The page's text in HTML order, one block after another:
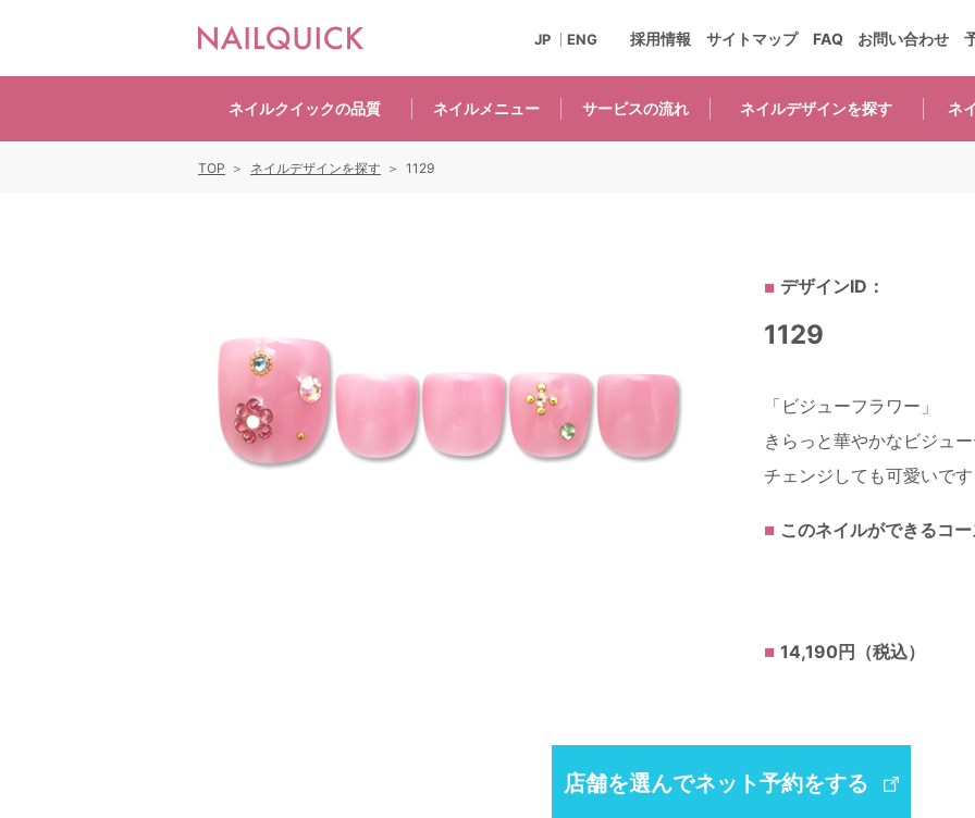
ネイルクイックの品質 ネイルメニュー サービスの流れ ネイルデザインを探す ネ
採用情報 サイトマップ FAQ お問い合わせ
JP ENG
デザインID：
1129
「ビジューフラワー」
きらっと華やかなビジュ
チェンジしても可愛いで
このネイルができるコ
14,190円（税込）
店舗を選んでネット予約をする
TOP ネイルデザインを探す 1129